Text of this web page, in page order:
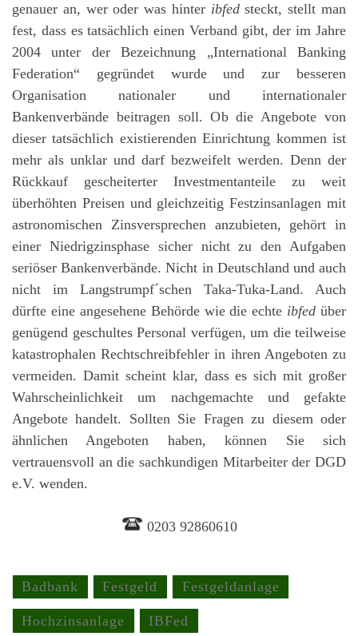
genauer an, wer oder was hinter ibfedsteckt, stellt man
fest, dass es tatsächlich einen Verband gibt, der im Jahre
2004 unter der Bezeichnung „International Banking
Federation“ gegründet wurde und zur besseren
Organisation nationaler und internationaler
Bankenverbände beitragen soll. Ob die Angebote von
dieser tatsächlich existierenden Einrichtung kommen ist
mehr als unklar und darf bezweifelt werden. Denn der
Rückkauf gescheiterter Investmentanteile zu weit
überhöhten Preisen und gleichzeitig Festzinsanlagen mit
astronomischen Zinsversprechen anzubieten, gehört in
einer Niedrigzinsphase sicher nicht zu den Aufgaben
seriöser Bankenverbände. Nicht in Deutschland und auch
nicht im Langstrumpf´schen Taka-Tuka-Land. Auch
dürfte eine angesehene Behörde wie die echte ibfed über
genügend geschultes Personal verfügen, um die teilweise
katastrophalen Rechtschreibfehler in ihren Angeboten zu
vermeiden. Damit scheint klar, dass es sich mit großer
Wahrscheinlichkeit um nachgemachte und gefakte
Angebote handelt. Sollten Sie Fragen zu diesem oder
ähnlichen Angeboten haben, können Sie sich
vertrauensvoll an die sachkundigen Mitarbeiter der DGD
e.V. wenden.
0203 92860610
Badbank Festgeld Festgeldanlage
Hochzinsanlage IBFed